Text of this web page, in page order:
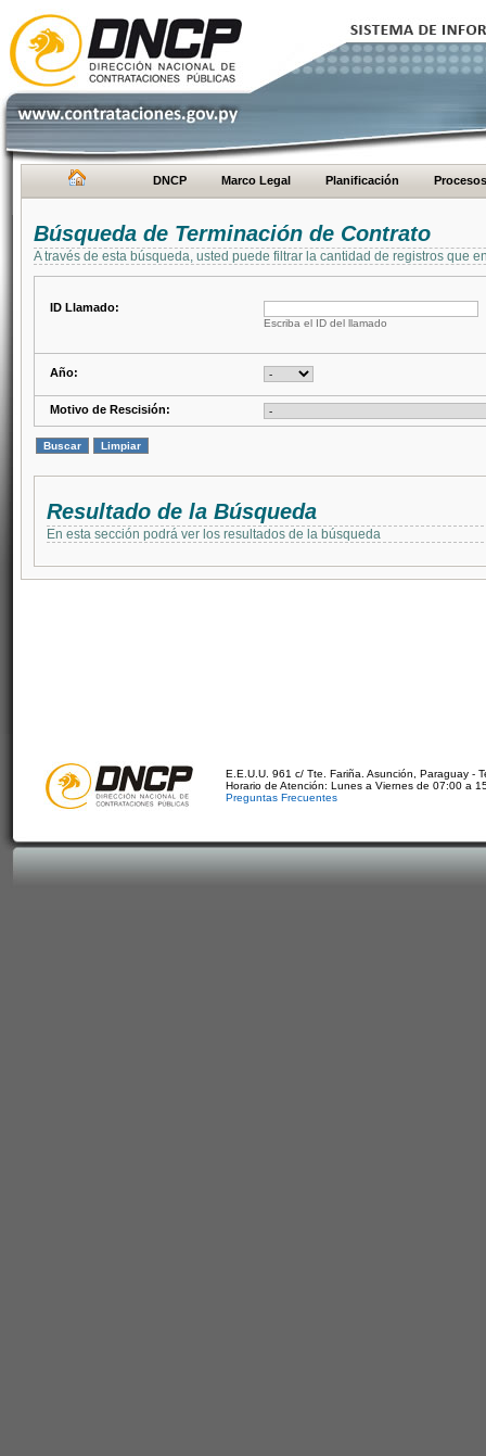
DNCP Marco Legal Planificación Procesos
Búsqueda de Terminación de Contrato
A través de esta búsqueda, usted puede filtrar la cantidad de registros que
ID Llamado:
Escriba el ID del llamado
Año:
Motivo de Rescisión:
Resultado de la Búsqueda
En esta sección podrá ver los resultados de la búsqueda
E.E.U.U. 961 c/ Tte. Fariña. Asunción, Paraguay -
Horario de Atención: Lunes a Viernes de 07:00 a
Preguntas Frecuentes